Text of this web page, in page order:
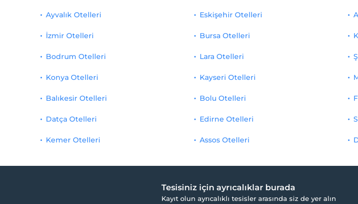
Ayvalık Otelleri
İzmir Otelleri
Eskişehir Otelleri
Bursa Otelleri
Bodrum Otelleri
Konya Otelleri
Balıkesir Otelleri
Datça Otelleri
Kemer Otelleri
Lara Otelleri
Kayseri Otelleri
Bolu Otelleri
Edirne Otelleri
Assos Otelleri
Tesisiniz için ayrıcalıklar burada
Kayıt olun ayrıcalıklı tesisler arasında siz de yer alın